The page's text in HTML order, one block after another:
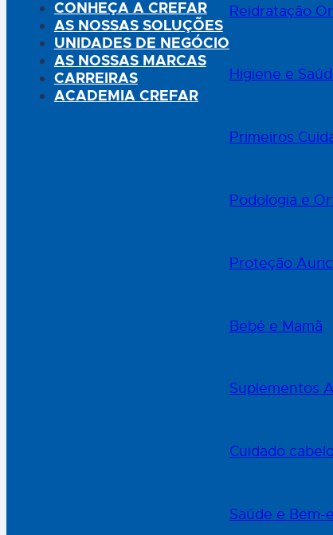
CONHEÇA A CREFAR
AS NOSSAS SOLUÇÕES
UNIDADES DE NEGÓCIO
AS NOSSAS MARCAS
CARREIRAS
ACADEMIA CREFAR
Reidratação
Higiene e
Primeiros
Podologia e
Proteção
Bebé e Mamã
Suplementos
Cuidado
Saúde e Bem-